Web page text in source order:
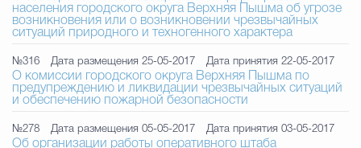
населения городского округа Верхняя Пышма об угрозе
возникновения или о возникновении чрезвычайных
ситуаций природного и техногенного характера
№316 Дата размещения 25-05-2017 Дата принятия 22-05-2017
О комиссии городского округа Верхняя Пышма по
предупреждению и ликвидации чрезвычайных ситуаций
и обеспечению пожарной безопасности
№278 Дата размещения 05-05-2017 Дата принятия 03-05-2017
Об организации работы оперативного штаба